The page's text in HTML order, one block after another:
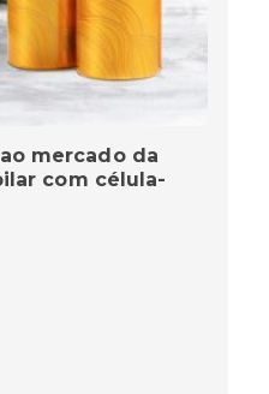
mercado da
com célula-